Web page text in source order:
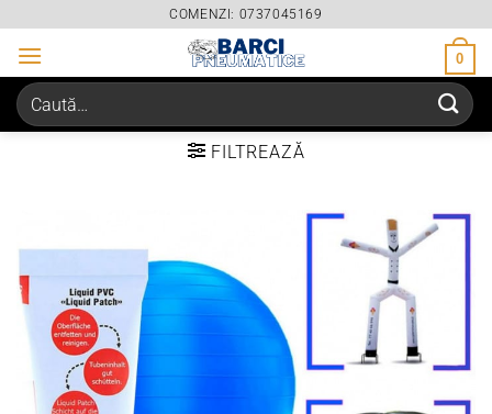
content
COMENZI: 0737045169
0
Caută
după:
FILTREAZĂ